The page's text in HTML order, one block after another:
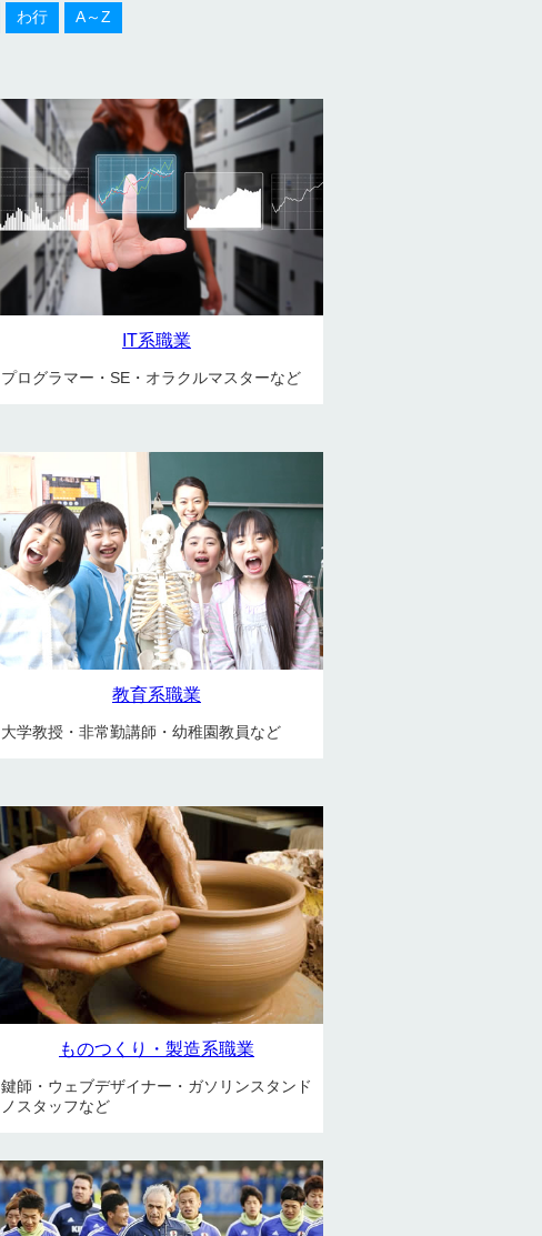
わ行 A～Z
IT系職業
プログラマー・SE・オラクルマスターなど
教育系職業
大学教授・非常勤講師・幼稚園教員など
ものつくり・製造系職業
鍵師・ウェブデザイナー・ガソリンスタンド
ノスタッフなど